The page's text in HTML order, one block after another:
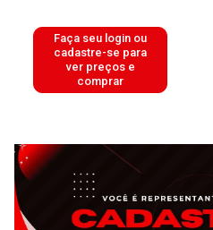
Faça seu login ou
cadastre-se para
ver preços e
comprar